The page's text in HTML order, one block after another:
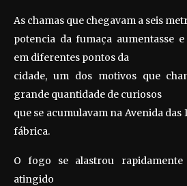
As chamas que chegavam a seis
potencia da fumaça aumentasse
em diferentes pontos da
cidade, um dos motivos que
grande quantidade de curiosos
que se acumulavam na Avenida
fábrica.
O fogo se alastrou
atingido